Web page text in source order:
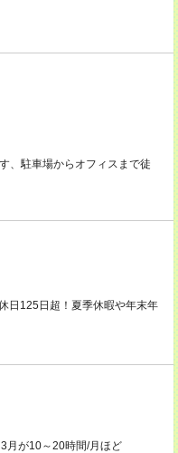
、駐車場からオフィスまで徒
125日超！夏季休暇や年末年
が10～20時間/月ほど